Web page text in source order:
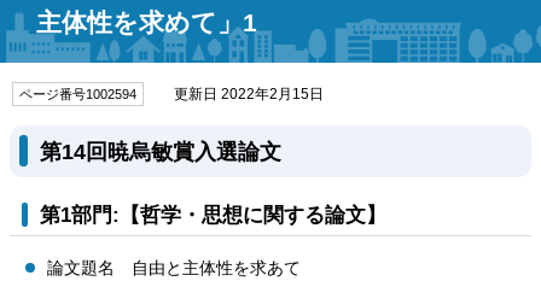
主体性を求めて」1
ページ番号1002594 更新日 2022年2月15日
第14回暁烏敏賞入選論文
第1部門:【哲学・思想に関する論文】
論文題名 自由と主体性を求あて